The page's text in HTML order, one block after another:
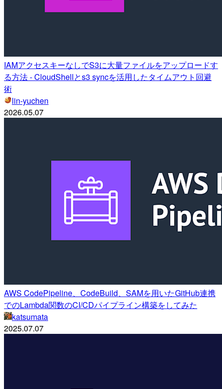
IAMアクセスキーなしでS3に大量ファイルをアップロードす
る方法 - CloudShellとs3 syncを活用したタイムアウト回避
術
lin-yuchen
2026.05.07
AWS CodePipeline、CodeBuild、SAMを用いたGitHub連携
でのLambda関数のCI/CDパイプライン構築をしてみた
katsumata
2025.07.07